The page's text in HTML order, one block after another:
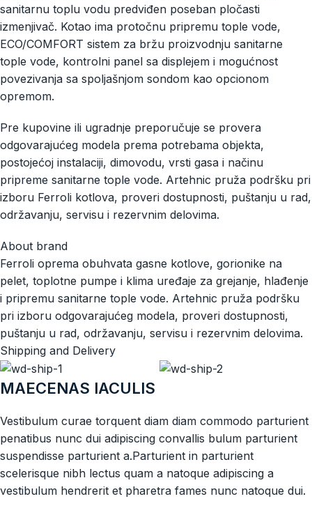
sanitarnu toplu vodu predviđen poseban pločasti
izmenjivač. Kotao ima protočnu pripremu tople vode,
ECO/COMFORT sistem za bržu proizvodnju sanitarne
tople vode, kontrolni panel sa displejem i mogućnost
povezivanja sa spoljašnjom sondom kao opcionom
opremom.
Pre kupovine ili ugradnje preporučuje se provera
odgovarajućeg modela prema potrebama objekta,
postojećoj instalaciji, dimovodu, vrsti gasa i načinu
pripreme sanitarne tople vode. Artehnic pruža podršku pri
izboru Ferroli kotlova, proveri dostupnosti, puštanju u rad,
održavanju, servisu i rezervnim delovima.
About brand
Ferroli oprema obuhvata gasne kotlove, gorionike na
pelet, toplotne pumpe i klima uređaje za grejanje, hlađenje
i pripremu sanitarne tople vode. Artehnic pruža podršku
pri izboru odgovarajućeg modela, proveri dostupnosti,
puštanju u rad, održavanju, servisu i rezervnim delovima.
Shipping and Delivery
MAECENAS IACULIS
Vestibulum curae torquent diam diam commodo parturient
penatibus nunc dui adipiscing convallis bulum parturient
suspendisse parturient a.Parturient in parturient
scelerisque nibh lectus quam a natoque adipiscing a
vestibulum hendrerit et pharetra fames nunc natoque dui.